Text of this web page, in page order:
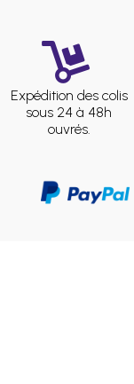
Expédition des colis
sous 24 à 48h
ouvrés.